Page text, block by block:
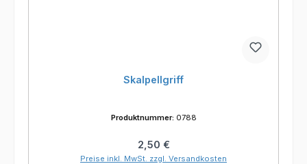
Skalpellgriff
Produktnummer: 0788
Regulärer Preis:
2,50 €
Preise inkl. MwSt. zzgl. Versandkosten